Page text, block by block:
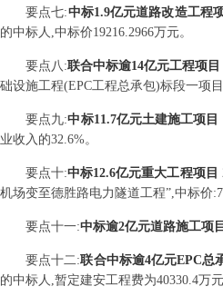
要点七:中标1.9亿元道路改造工程
的中标人,中标价19216.2966万元。
要点 八 :联合中标逾14亿元工程项
础设施工程(EPC工程总承包)标段一项
要点九:中标11.7亿元土建施工项目
业收入的32.6%。
要点十:中标12.6亿元重大工程项目
机场变至德胜路电力隧道工程”,中标价
要点十一:中标逾2亿元道路施工项目
要点十二:联合中标逾4亿元EPC总
的中标人,暂定建安工程费为40330.4万元